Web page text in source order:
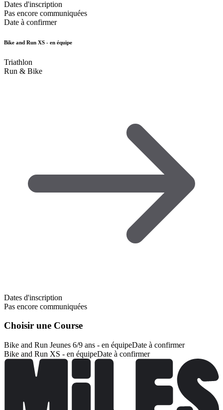
Dates d'inscription
Pas encore communiquées
Date à confirmer
Bike and Run XS - en équipe
Triathlon
Run & Bike
Dates d'inscription
Pas encore communiquées
Choisir une Course
Bike and Run Jeunes 6/9 ans - en équipeDate à confirmer
Bike and Run XS - en équipeDate à confirmer